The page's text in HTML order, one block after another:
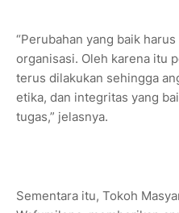
“Perubahan yang baik
organisasi. Oleh karena itu
terus dilakukan sehingga
etika, dan integritas yang
tugas,” jelasnya.
Sementara itu, Tokoh